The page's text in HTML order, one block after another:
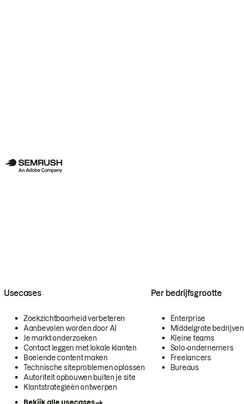
Usecases
Zoekzichtbaarheid verbeteren
Aanbevolen worden door AI
Je markt onderzoeken
Contact leggen met lokale klanten
Boeiende content maken
Technische siteproblemen oplossen
Autoriteit opbouwen buiten je site
Klantstrategieën ontwerpen
Per bedrijfsgrootte
Enterprise
Middelgrote bedrijven
Kleine teams
Solo-ondernemers
Freelancers
Bureaus